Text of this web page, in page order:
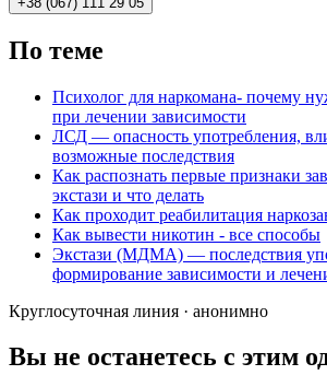
По теме
Психолог для наркомана- почему
при лечении зависимости
ЛСД — опасность употребления,
возможные последствия
Как распознать первые признаки
экстази и что делать
Как проходит реабилитация
Как вывести никотин - все способы
Экстази (МДМА) — последствия
формирование зависимости и
Круглосуточная линия · анонимно
Вы не останетесь с этим